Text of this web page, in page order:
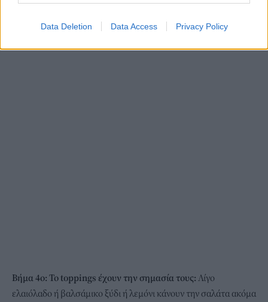
Data Deletion Data Access Privacy Policy
σωστή γιατί διαφορετικά δεν μιλάμε για σαλάτα αλλά για...
κυρίως πιάτο!
Βήμα 4ο: Το toppings έχουν την σημασία τους: Λίγο
ελαιόλαδο ή βαλσάμικο ξύδι ή λεμόνι κάνουν την σαλάτα ακόμα